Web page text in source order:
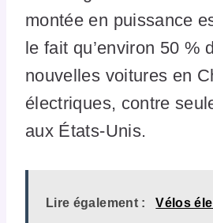
montée en puissance
le fait qu’environ 50 %
nouvelles voitures en
électriques, contre
aux États-Unis.
Lire également : Vélos